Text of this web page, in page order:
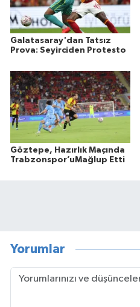
Galatasaray'dan Tatsız
Prova: Seyirciden Protesto
Göztepe, Hazırlık Maçında
Trabzonspor’uMağlup Etti
Yorumlar